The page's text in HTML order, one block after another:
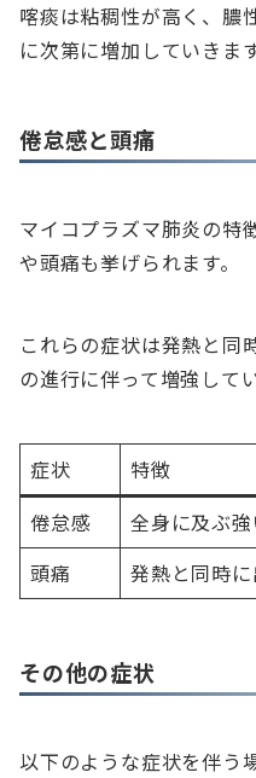
喀痰は粘稠性が高く、膿
に次第に増加していきます
倦怠感と頭痛
マイコプラズマ肺炎の特
や頭痛も挙げられます。
これらの症状は発熱と同
の進行に伴って増強して
症状
特徴
倦怠感
全身に及ぶ
頭痛
発熱と同時
その他の症状
以下のような症状を伴う